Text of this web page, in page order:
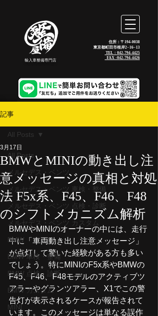
輸入車整備専門店
住所：〒194-0038
東京都町田市根岸2−16−13
TEL：042-794-4425
_FAX :042-794-4426
記事
All Posts
メルセデス・ベンツ
メルセデス・ベンツ 車検・整備
メルセデス・ベンツ 点検・診断
メルセデス・ベンツ カスタム
BMW
BMW 車検・整備
BMW 点検・診断
BMW カスタム
MINI
All Posts
BMWとMINIの動き出し注
意メッセージの真相と対処
法 F5x系、F45、F46、F48
のシフトメカニズム解析
3月17日
BMWやMINIのオーナーの中には、走行
中に「車両動き出し注意メッセージ」
が点灯して驚いた経験がある方も多い
でしょう。特にMINIのF5x系やBMWの
F45、F46、F48モデルのアクティブツ
アラーやグランツアラー、X1でこの警
告灯が表示されるケースが報告されて
います。このメッセージは単なる誤作